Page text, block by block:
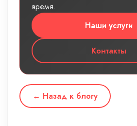
время.
Наши услуги
Контакты
← Назад к блогу